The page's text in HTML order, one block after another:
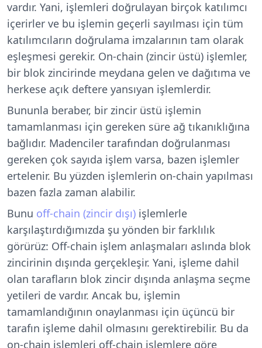
vardır. Yani, işlemleri doğrulayan birçok katılımcı
içerirler ve bu işlemin geçerli sayılması için tüm
katılımcıların doğrulama imzalarının tam olarak
eşleşmesi gerekir. On-chain (zincir üstü) işlemler,
bir blok zincirinde meydana gelen ve dağıtıma ve
herkese açık deftere yansıyan işlemlerdir.
Bununla beraber, bir zincir üstü işlemin
tamamlanması için gereken süre ağ tıkanıklığına
bağlıdır. Madenciler tarafından doğrulanması
gereken çok sayıda işlem varsa, bazen işlemler
ertelenir. Bu yüzden işlemlerin on-chain yapılması
bazen fazla zaman alabilir.
Bunu off-chain (zincir dışı) işlemlerle
karşılaştırdığımızda şu yönden bir farklılık
görürüz: Off-chain işlem anlaşmaları aslında blok
zincirinin dışında gerçekleşir. Yani, işleme dahil
olan tarafların blok zincir dışında anlaşma seçme
yetileri de vardır. Ancak bu, işlemin
tamamlandığının onaylanması için üçüncü bir
tarafın işleme dahil olmasını gerektirebilir. Bu da
on-chain işlemleri off-chain işlemlere göre